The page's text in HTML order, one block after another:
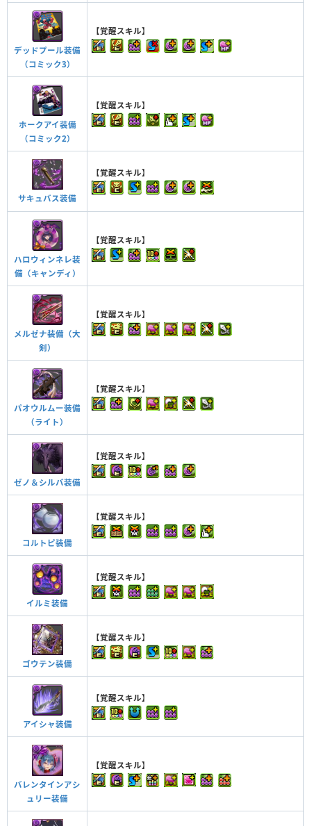
デッドプール装備
（コミック3）
【覚醒スキル】
ホークアイ装備
（コミック2）
【覚醒スキル】
サキュバス装備
【覚醒スキル】
ハロウィンネレ装
備（キャンディ）
【覚醒スキル】
メルゼナ装備（大
剣）
【覚醒スキル】
パオウルムー装備
（ライト）
【覚醒スキル】
ゼノ＆シルバ装備
【覚醒スキル】
コルトピ装備
【覚醒スキル】
イルミ装備
【覚醒スキル】
ゴウテン装備
【覚醒スキル】
アイシャ装備
【覚醒スキル】
バレンタインアシ
ュリー装備
【覚醒スキル】